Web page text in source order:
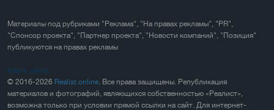
Материалы под рубриками "Реклама", "На правах рекламы", "PR",
"Спонсор проекта", "Партнер проекта", "Новости компаний", "Позиция"
публикуются на правах рекламы
Карта сайта
© 2016-2026 Realist.online. Все права защищены. Републикация
материалов и фотографий, являющихся собственностью «Реалист»,
возможна только при условии прямой ссылки на сайт. Для интернет-